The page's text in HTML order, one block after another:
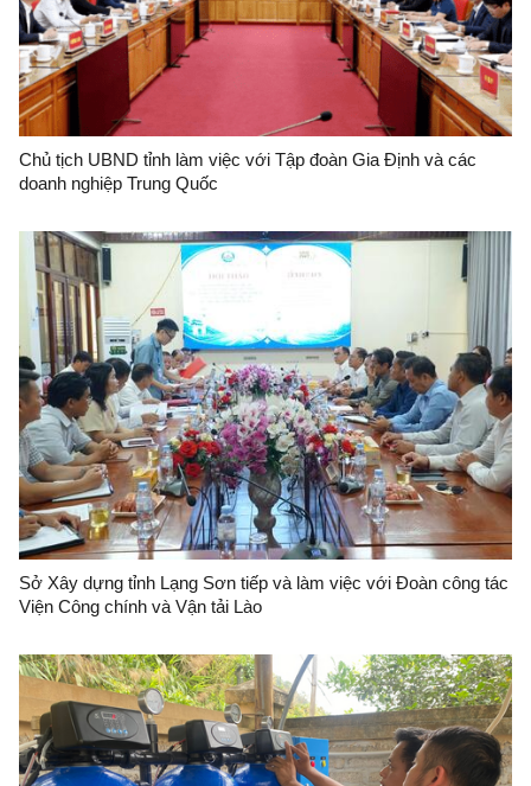
Chủ tịch UBND tỉnh làm việc với Tập đoàn Gia Định và các
doanh nghiệp Trung Quốc
Sở Xây dựng tỉnh Lạng Sơn tiếp và làm việc với Đoàn công tác
Viện Công chính và Vận tải Lào